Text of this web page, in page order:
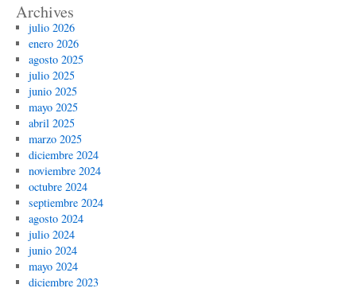
Archives
julio 2026
enero 2026
agosto 2025
julio 2025
junio 2025
mayo 2025
abril 2025
marzo 2025
diciembre 2024
noviembre 2024
octubre 2024
septiembre 2024
agosto 2024
julio 2024
junio 2024
mayo 2024
diciembre 2023